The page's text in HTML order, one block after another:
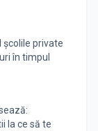
școlile private
în timpul
la ce să te